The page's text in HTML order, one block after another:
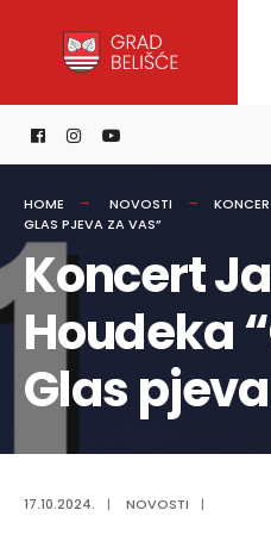
content
HOME NOVOSTI
GLAS PJEVA ZA VAS”
Koncert
Houdeka
Glas
17.10.2024. | NOVOSTI |
for: